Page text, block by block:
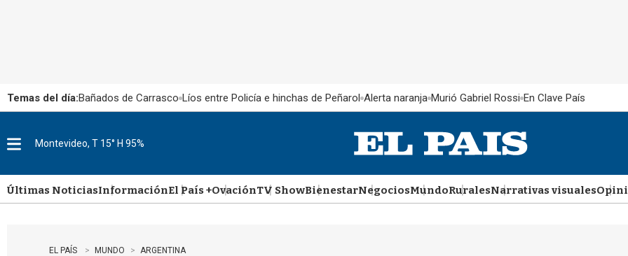
Temas del día:Bañados de Carrasco Líos entre Policía e hinchas de Peñarol Alerta naranja Murió Gabriel Rossi En Clave País
u
Montevideo, T 15° H 95%
Últimas NoticiasInformaciónEl País +OvaciónTV ShowBienestarNegociosMundoRuralesNarrativas visuales
EL PAÍS MUNDO ARGENTINA